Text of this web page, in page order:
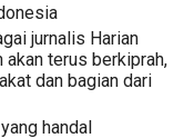
jurnalis Harian
akan terus berkiprah,
dan bagian dari
handal